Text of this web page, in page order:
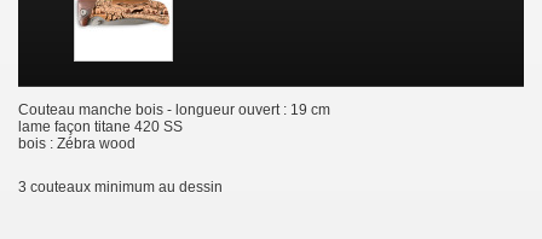
Couteau manche bois - longueur ouvert : 19 cm
lame façon titane 420 SS
bois : Zébra wood
3 couteaux minimum au dessin